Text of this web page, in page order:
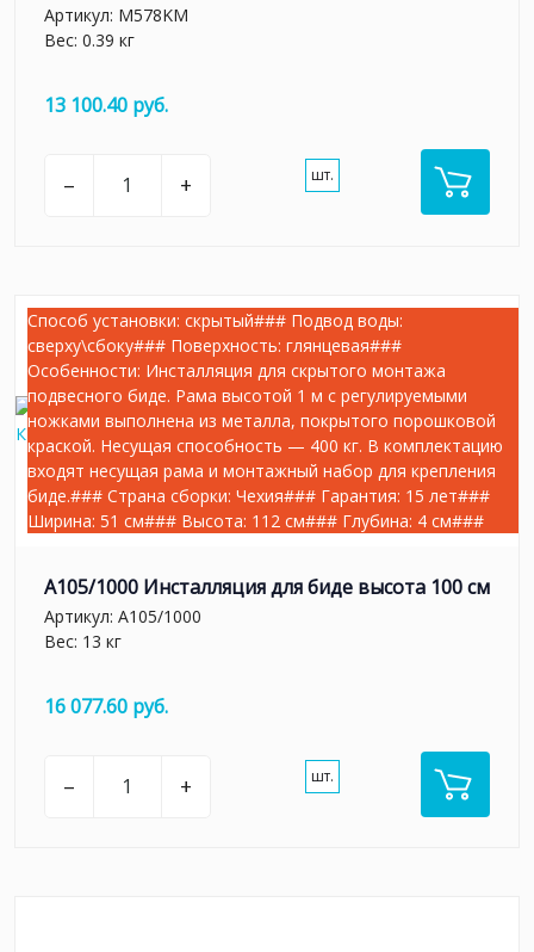
Артикул: M578KM
Вес: 0.39 кг
13 100.40 руб.
– + шт.
Способ установки: скрытый### Подвод воды:
сверху\сбоку### Поверхность: глянцевая###
Особенности: Инсталляция для скрытого монтажа
подвесного биде. Рама высотой 1 м с регулируемыми
ножками выполнена из металла, покрытого порошковой
краской. Несущая способность — 400 кг. В комплектацию
входят несущая рама и монтажный набор для крепления
биде.### Страна сборки: Чехия### Гарантия: 15 лет###
Ширина: 51 см### Высота: 112 см### Глубина: 4 см###
A105/1000 Инсталляция для биде высота 100 см
Артикул: A105/1000
Вес: 13 кг
16 077.60 руб.
– + шт.